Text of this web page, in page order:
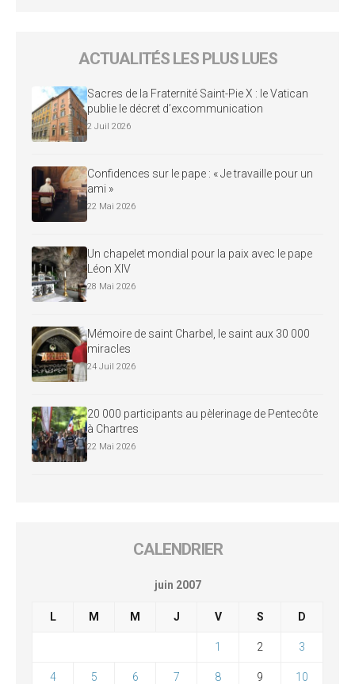
ACTUALITÉS LES PLUS LUES
Sacres de la Fraternité Saint-Pie X : le Vatican
publie le décret d’excommunication
2 Juil 2026
Confidences sur le pape : « Je travaille pour un
ami »
22 Mai 2026
Un chapelet mondial pour la paix avec le pape
Léon XIV
28 Mai 2026
Mémoire de saint Charbel, le saint aux 30 000
miracles
24 Juil 2026
20 000 participants au pèlerinage de Pentecôte
à Chartres
22 Mai 2026
CALENDRIER
juin 2007
L M M J V S D
1 2 3
4 5 6 7 8 9 10